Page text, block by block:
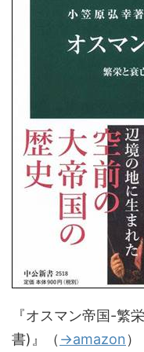
『オスマン帝国-繁
書)』（ →amazon）